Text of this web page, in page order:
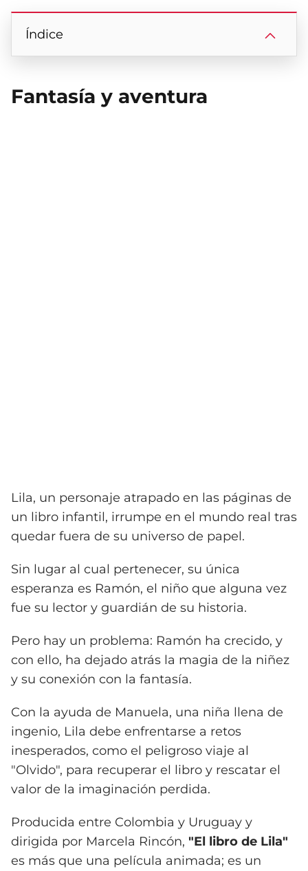
Índice
Fantasía y aventura
Lila, un personaje atrapado en las páginas de
un libro infantil, irrumpe en el mundo real tras
quedar fuera de su universo de papel.
Sin lugar al cual pertenecer, su única
esperanza es Ramón, el niño que alguna vez
fue su lector y guardián de su historia.
Pero hay un problema: Ramón ha crecido, y
con ello, ha dejado atrás la magia de la niñez
y su conexión con la fantasía.
Con la ayuda de Manuela, una niña llena de
ingenio, Lila debe enfrentarse a retos
inesperados, como el peligroso viaje al
"Olvido", para recuperar el libro y rescatar el
valor de la imaginación perdida.
Producida entre Colombia y Uruguay y
dirigida por Marcela Rincón, "El libro de Lila"
es más que una película animada; es un